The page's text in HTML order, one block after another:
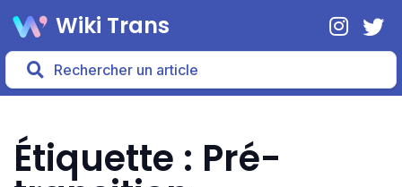
Wiki Trans
Étiquette : Pré-